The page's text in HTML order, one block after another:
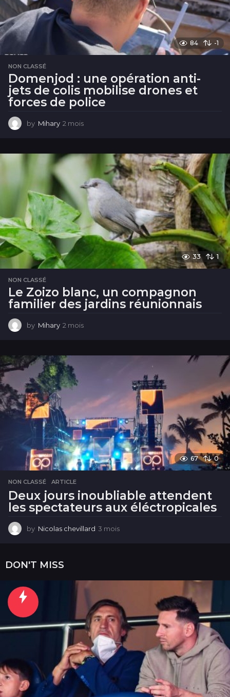
84 -1
NON CLASSÉ
Domenjod : une opération anti-
jets de colis mobilise drones et
forces de police
by Mihary 2 mois
i
33 1
NON CLASSÉ
Le Zoizo blanc, un compagnon
familier des jardins réunionnais
by Mihary 2 mois
i
67 0
NON CLASSÉ ARTICLE
Deux jours inoubliable attendent
les spectateurs aux éléctropicales
by Nicolas chevillard 3 mois
DON'T MISS